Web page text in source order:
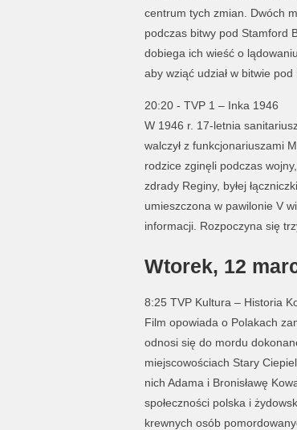
centrum tych zmian. Dwóch
podczas bitwy pod Stamford
dobiega ich wieść o
aby wziąć udział w bitwie pod
20:20 - TVP 1 – Inka 1946
W 1946 r. 17-letnia
walczył z funkcjonariuszami
rodzice zginęli podczas
zdrady Reginy, byłej
umieszczona w pawilonie V
informacji. Rozpoczyna się
Wtorek, 12
8:25 TVP Kultura – Historia
Film opowiada o Polakach
odnosi się do mordu
miejscowościach Stary
nich Adama i Bronisławę
społeczności polska i
krewnych osób